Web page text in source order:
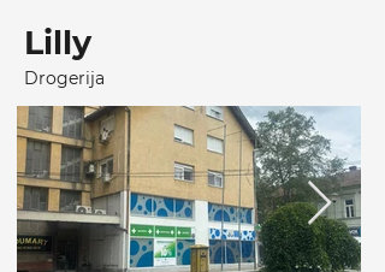
Lilly
Drogerija